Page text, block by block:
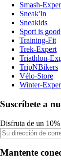
Smash-
Sneak'In
Sneakids
Sport is good
Training-Fit
Trek-Expert
Triathlon-
TripNBikers
Vélo-Store
Winter-
Suscríbete a
Disfruta de un
Mantente